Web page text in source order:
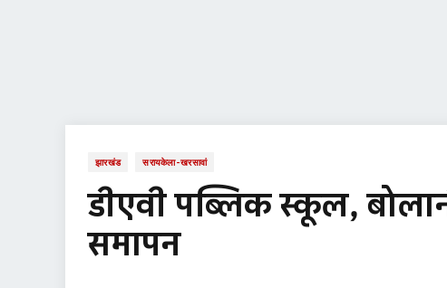
झारखंड सरायकेला-खरसावां
डीएवी पब्लिक स्कूल,
समापन